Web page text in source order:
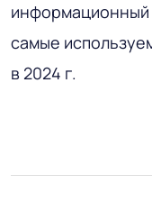
самые
в 2024 г.